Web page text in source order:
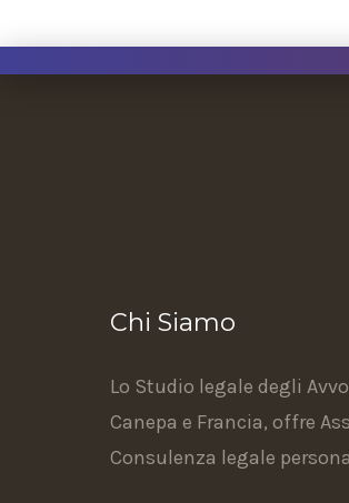
Chi Siamo
Lo Studio legale degli
Canepa e Francia, offre
Consulenza legale